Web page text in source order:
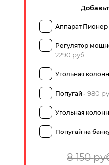
Аппарат Пионер
Регулятор
2290 руб.
Угольная
Попугай - 980
Угольная
Попугай на
8 150